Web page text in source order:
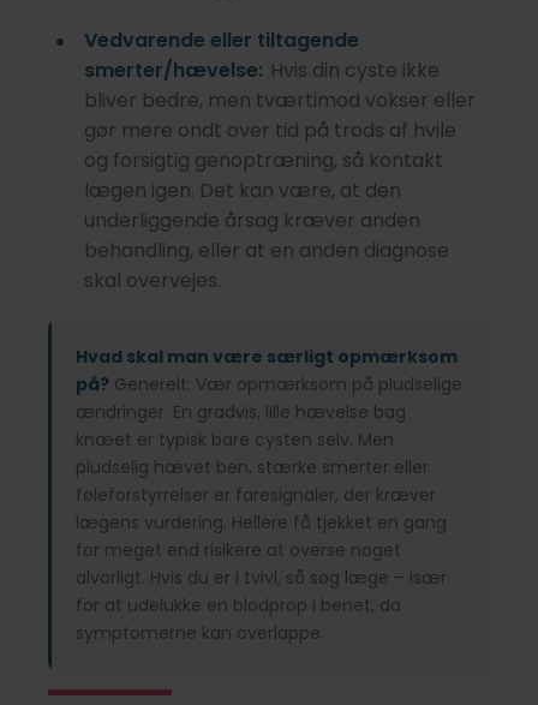
Vedvarende eller tiltagende
smerter/hævelse: Hvis din cyste ikke
bliver bedre, men tværtimod vokser eller
gør mere ondt over tid på trods af hvile
og forsigtig genoptræning, så kontakt
lægen igen. Det kan være, at den
underliggende årsag kræver anden
behandling, eller at en anden diagnose
skal overvejes.
Hvad skal man være særligt opmærksom
på? Generelt: Vær opmærksom på pludselige
ændringer. En gradvis, lille hævelse bag
knæet er typisk bare cysten selv. Men
pludselig hævet ben, stærke smerter eller
føleforstyrrelser er faresignaler, der kræver
lægens vurdering. Hellere få tjekket en gang
for meget end risikere at overse noget
alvorligt. Hvis du er i tvivl, så søg læge – især
for at udelukke en blodprop i benet, da
symptomerne kan overlappe.